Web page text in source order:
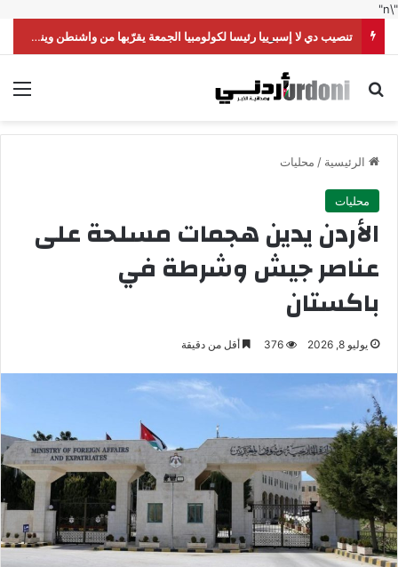
"\n"
تنصيب دي لا إسبرييا رئيسا لكولومبيا الجمعة يقرّبها من واشنطن وينقلها من اليسار إلى اليمين
بحث عن
الرئيسية / محليات
محليات
الأردن يدين هجمات مسلحة على
عناصر جيش وشرطة في
باكستان
يوليو 8, 2026 376 أقل من دقيقة